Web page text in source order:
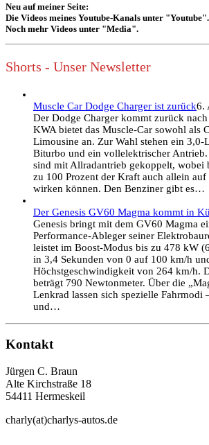
Neu auf meiner Seite:
Die Videos meines Youtube-Kanals unter "Youtube".
Noch mehr Videos unter "Media".
Shorts - Unser Newsletter
Muscle Car Dodge Charger ist zurück6.
Der Dodge Charger kommt zurück
KWA bietet das Muscle-Car sowohl als
Limousine an. Zur Wahl stehen ein 3,0-
Biturbo und ein vollelektrischer
sind mit Allradantrieb gekoppelt, wobei
zu 100 Prozent der Kraft auch allein auf
wirken können. Den Benziner gibt es…
Der Genesis GV60 Magma kommt in
Genesis bringt mit dem GV60 Magma
Performance-Ableger seiner
leistet im Boost-Modus bis zu 478 kW
in 3,4 Sekunden von 0 auf 100 km/h
Höchstgeschwindigkeit von 264 km/h.
beträgt 790 Newtonmeter. Über die
Lenkrad lassen sich spezielle Fahrmodi
und…
Kontakt
Jürgen C. Braun
Alte Kirchstraße 18
54411 Hermeskeil
charly(at)charlys-autos.de